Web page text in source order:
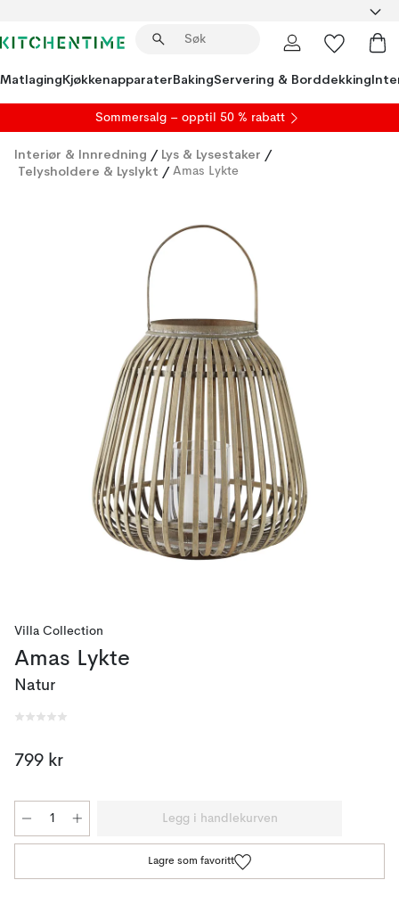
MatlagingKjøkkenapparaterBakingServering & Borddekking
Sommersalg – opptil 50 % rabatt
Interiør & Innredning / Lys & Lysestaker /
Telysholdere & Lyslykt / Amas Lykte
Villa Collection
Amas Lykte
Natur
799 kr
Legg i handlekurven
Lagre som favoritt